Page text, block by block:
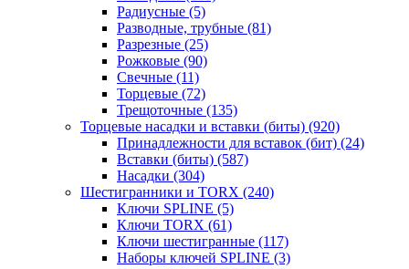
Радиусные (5)
Разводные, трубные (81)
Разрезные (25)
Рожковые (90)
Свечные (11)
Торцевые (72)
Трещоточные (135)
Торцевые насадки и вставки (биты) (920)
Принадлежности для вставок (бит) (24)
Вставки (биты) (587)
Насадки (304)
Шестигранники и TORX (240)
Ключи SPLINE (5)
Ключи TORX (61)
Ключи шестигранные (117)
Наборы ключей SPLINE (3)